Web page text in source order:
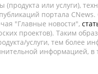
или услуги),
портала
"Главные новости",
проектов). Таким
услуги, тем более
информацией,